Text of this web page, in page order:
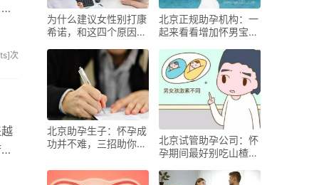
次
为什么建议女性别打康
希诺，和这四个原因息
北京正规助孕机构：一
起来看看增加怀男宝成
北京助孕生子：怀孕成
功并不难，三招助你早
北京试管助孕公司：怀
孕期间最好别吃山楂，
一